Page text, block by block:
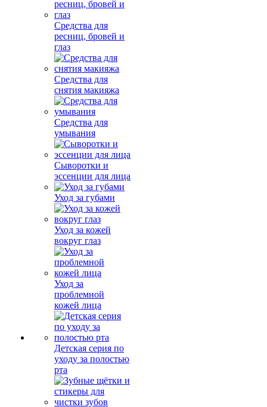
Средства для
ресниц, бровей и
глаз
Средства для
снятия макияжа
Средства для
умывания
Сыворотки и
эссенции для лица
Уход за губами
Уход за кожей
вокруг глаз
Уход за
проблемной
кожей лица
Детская серия по
уходу за полостью
рта